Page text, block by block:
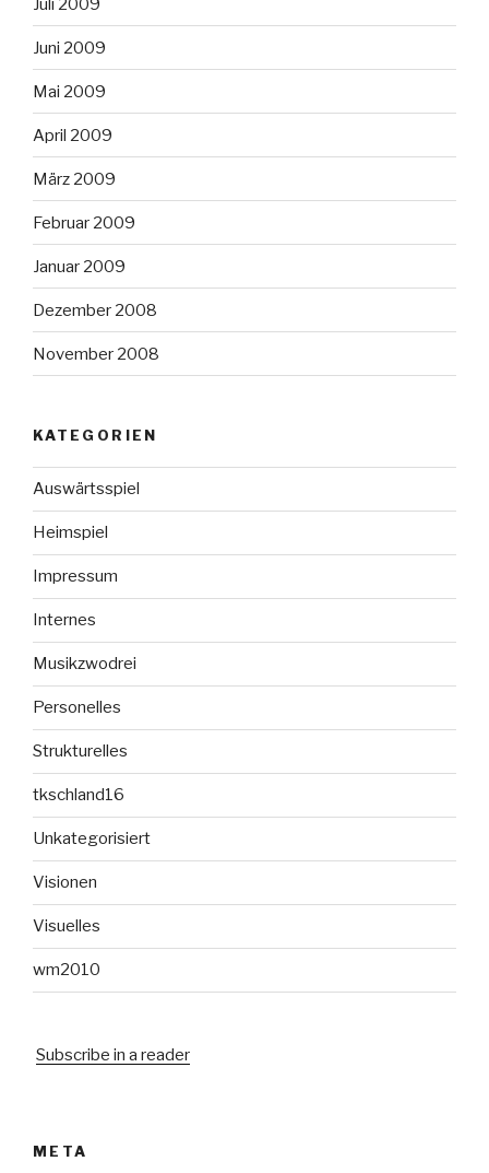
Juli 2009
Juni 2009
Mai 2009
April 2009
März 2009
Februar 2009
Januar 2009
Dezember 2008
November 2008
KATEGORIEN
Auswärtsspiel
Heimspiel
Impressum
Internes
Musikzwodrei
Personelles
Strukturelles
tkschland16
Unkategorisiert
Visionen
Visuelles
wm2010
Subscribe in a reader
META